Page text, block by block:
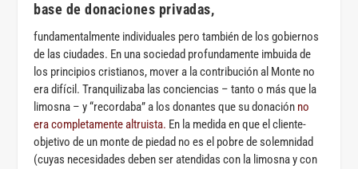
base de donaciones privadas,
fundamentalmente individuales pero también de los gobiernos
de las ciudades. En una sociedad profundamente imbuida de
los principios cristianos, mover a la contribución al Monte no
era difícil. Tranquilizaba las conciencias – tanto o más que la
limosna – y “recordaba” a los donantes que su donación no
era completamente altruista. En la medida en que el cliente-
objetivo de un monte de piedad no es el pobre de solemnidad
(cuyas necesidades deben ser atendidas con la limosna y con